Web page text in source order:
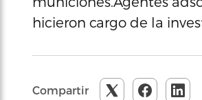
hicieron cargo de la
Compartir